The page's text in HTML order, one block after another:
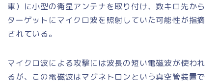
車）に小型の衛星アンテナを取り付け、数キロ先から
ターゲットにマイクロ波を照射していた可能性が指摘
されている。
マイクロ波による攻撃には波長の短い電磁波が使われ
るが、この電磁波はマグネトロンという真空管装置で